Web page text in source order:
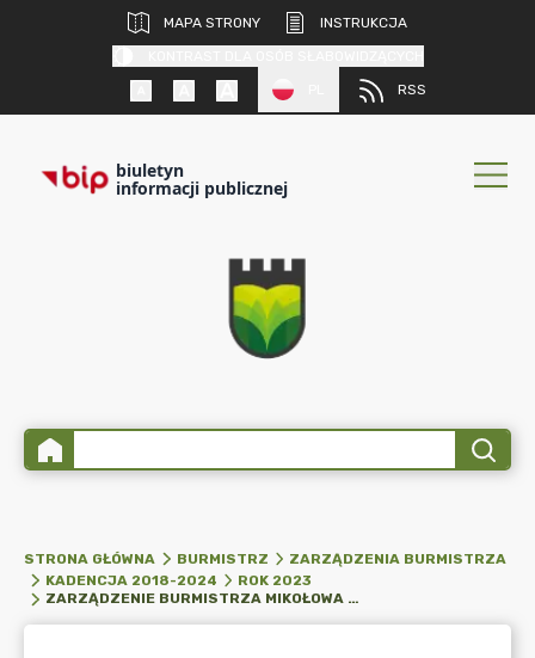
MAPA STRONY
INSTRUKCJA
RSS
biuletyn
informacji publicznej
STRONA GŁÓWNA BURMISTRZ
ZARZĄDZENIA BURMISTRZA
KADENCJA 2018-2024
ROK 2023
ZARZĄDZENIE BURMISTRZA MIKOŁOWA NR 1685/117/23 W SPRAWIE POWOŁANIA KOMISJI KONKURSOWYCH DO PRZEPROWADZENIA KONKURSÓW NA KANDYDATÓW NA STANOWISKA DYREKTORÓW SZKÓŁ PROWADZONYCH PRZEZ GMINĘ MIKOŁÓW